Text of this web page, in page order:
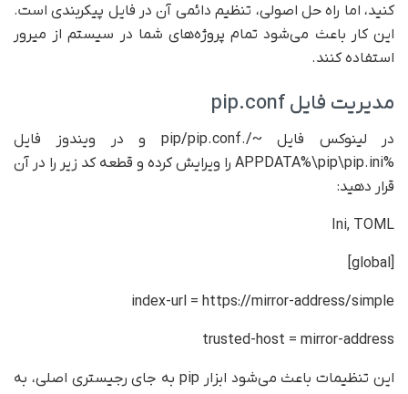
کنید، اما راه حل اصولی، تنظیم دائمی آن در فایل پیکربندی است.
این کار باعث می‌شود تمام پروژه‌های شما در سیستم از میرور
استفاده کنند.
مدیریت فایل pip.conf
در لینوکس فایل ~/.pip/pip.conf و در ویندوز فایل
%APPDATA%\pip\pip.ini را ویرایش کرده و قطعه کد زیر را در آن
قرار دهید:
Ini, TOML
index-url = https://mirror-address/simple
trusted-host = mirror-address
این تنظیمات باعث می‌شود ابزار pip به جای رجیستری اصلی، به